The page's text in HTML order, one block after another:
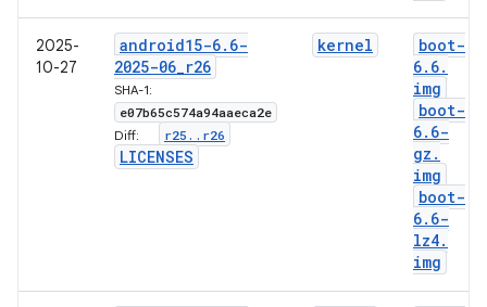
2025-
10-27
android15-6. 6-
2025-06_r26
SHA-1:
e07b65c574a94aaeca2e
Diff: r25 . . r26
LICENSES
kernel
boot-
6. 6.
img
boot-
6. 6-
gz .
img
boot-
6. 6-
lz4.
img